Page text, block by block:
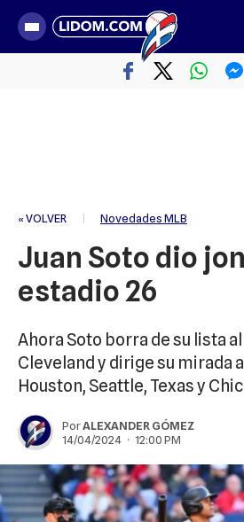
« VOLVER | Novedades MLB
Juan Soto dio
estadio 26
Ahora Soto borra de su lista
Cleveland y dirige su mirada
Houston, Seattle, Texas y
PorALEXANDER GÓMEZ
14/04/2024 · 12:00 PM